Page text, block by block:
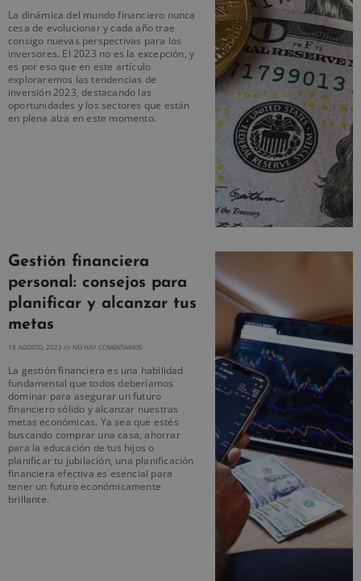
La dinámica del mundo financiero nunca
cesa de evolucionar y cada año trae
consigo nuevas perspectivas para los
inversores. El 2023 no es la excepción, y
es por eso que en este artículo
exploraremos las tendencias de
inversión 2023, destacando las
oportunidades y los sectores que están
en plena alza en este momento.
Gestión financiera
personal: consejos para
planificar y alcanzar tus
metas
18 AGOSTO, 2023 NO HAY COMENTARIOS
La gestión financiera es una habilidad
fundamental que todos deberíamos
dominar para asegurar un futuro
financiero sólido y alcanzar nuestras
metas económicas. Ya sea que estés
buscando comprar una casa, ahorrar
para la educación de tus hijos o
planificar tu jubilación, una planificación
financiera efectiva es esencial para
tener un futuro económicamente
brillante.